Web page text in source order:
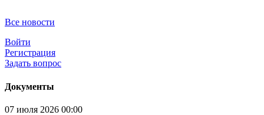
Все новости
Войти
Регистрация
Задать вопрос
Документы
07 июля 2026 00:00